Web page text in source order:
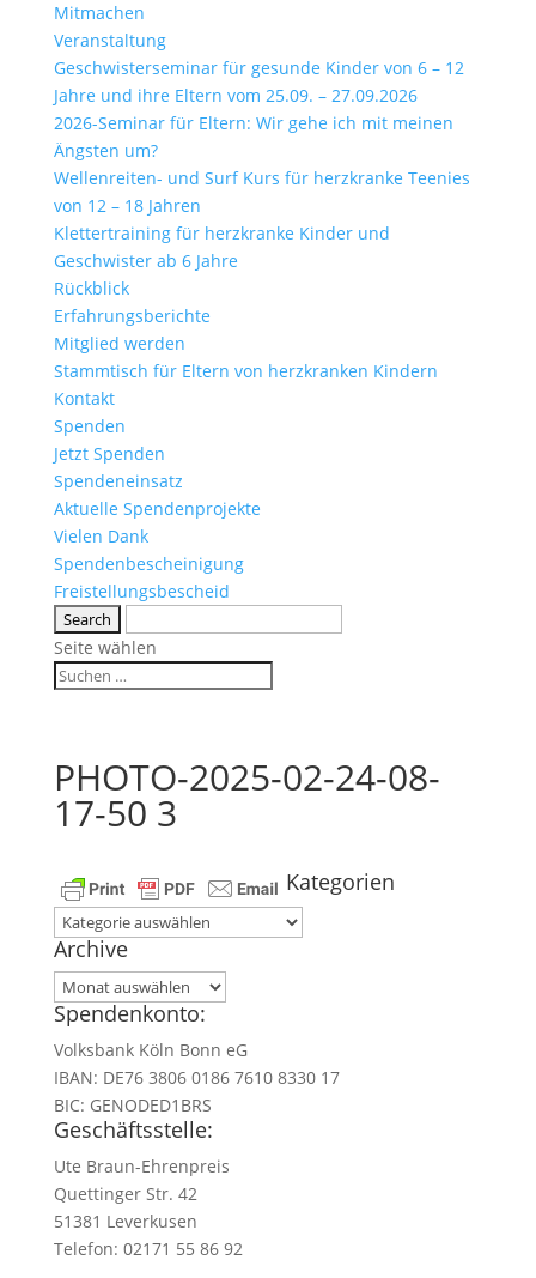
Mitmachen
Veranstaltung
Geschwisterseminar für gesunde Kinder von 6 – 12
Jahre und ihre Eltern vom 25.09. – 27.09.2026
2026-Seminar für Eltern: Wir gehe ich mit meinen
Ängsten um?
Wellenreiten- und Surf Kurs für herzkranke Teenies
von 12 – 18 Jahren
Klettertraining für herzkranke Kinder und
Geschwister ab 6 Jahre
Rückblick
Erfahrungsberichte
Mitglied werden
Stammtisch für Eltern von herzkranken Kindern
Kontakt
Spenden
Jetzt Spenden
Spendeneinsatz
Aktuelle Spendenprojekte
Vielen Dank
Spendenbescheinigung
Freistellungsbescheid
Seite wählen
PHOTO-2025-02-24-08-
17-50 3
Kategorien
Kategorien
Archive
Archive
Spendenkonto:
Volksbank Köln Bonn eG
IBAN: DE76 3806 0186 7610 8330 17
BIC: GENODED1BRS
Geschäftsstelle:
Ute Braun-Ehrenpreis
Quettinger Str. 42
51381 Leverkusen
Telefon: 02171 55 86 92